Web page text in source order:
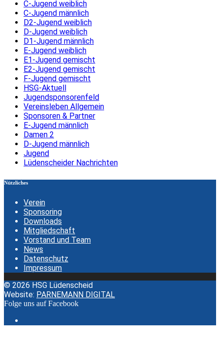
C-Jugend weiblich
C-Jugend männlich
D2-Jugend weiblich
D-Jugend weiblich
D1-Jugend männlich
E-Jugend weiblich
E1-Jugend gemischt
E2-Jugend gemischt
F-Jugend gemischt
HSG-Aktuell
Jugendsponsorenfeld
Vereinsleben Allgemein
Sponsoren & Partner
E-Jugend männlich
Damen 2
D-Jugend männlich
Jugend
Lüdenscheider Nachrichten
Nützliches
Verein
Sponsoring
Downloads
Mitgliedschaft
Vorstand und Team
News
Datenschutz
Impressum
© 2026 HSG Lüdenscheid
Website: PARNEMANN DIGITAL
Folge uns auf Facebook